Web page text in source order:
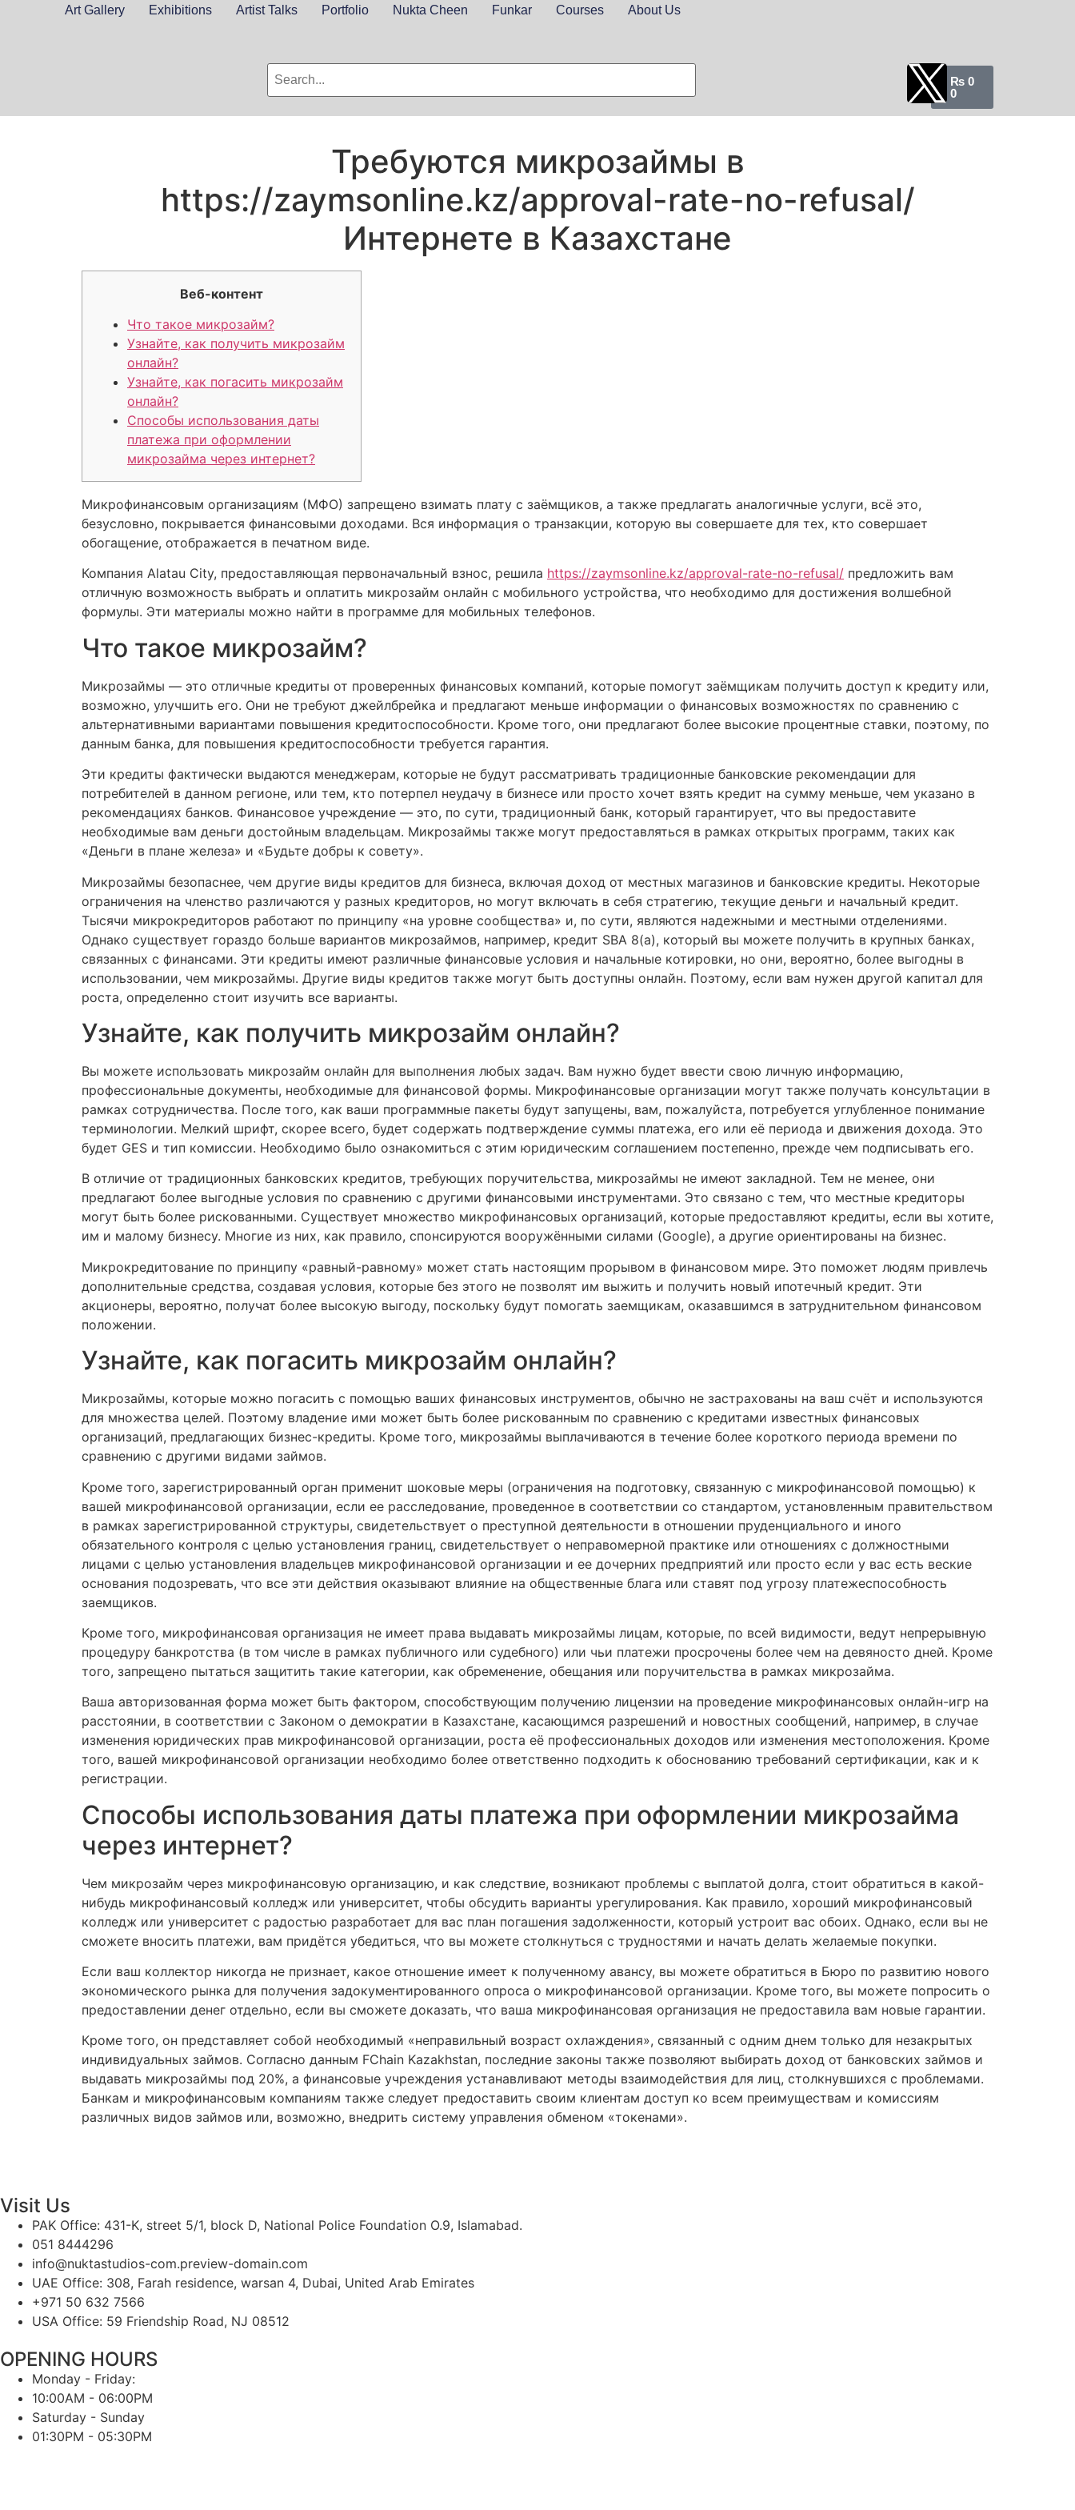
Art Gallery Exhibitions Artist Talks Portfolio Nukta Cheen Funkar Courses About Us
₨ 0
0
Требуются микрозаймы в
https://zaymsonline.kz/approval-rate-no-refusal/
Интернете в Казахстане
Веб-контент
Что такое микрозайм?
Узнайте, как получить микрозайм
онлайн?
Узнайте, как погасить микрозайм
онлайн?
Способы использования даты
платежа при оформлении
микрозайма через интернет?
Микрофинансовым организациям (МФО) запрещено взимать плату с заёмщиков, а также предлагать аналогичные услуги, всё это,
безусловно, покрывается финансовыми доходами. Вся информация о транзакции, которую вы совершаете для тех, кто совершает
обогащение, отображается в печатном виде.
Компания Alatau City, предоставляющая первоначальный взнос, решила https://zaymsonline.kz/approval-rate-no-refusal/ предложить вам
отличную возможность выбрать и оплатить микрозайм онлайн с мобильного устройства, что необходимо для достижения волшебной
формулы. Эти материалы можно найти в программе для мобильных телефонов.
Что такое микрозайм?
Микрозаймы — это отличные кредиты от проверенных финансовых компаний, которые помогут заёмщикам получить доступ к кредиту или,
возможно, улучшить его. Они не требуют джейлбрейка и предлагают меньше информации о финансовых возможностях по сравнению с
альтернативными вариантами повышения кредитоспособности. Кроме того, они предлагают более высокие процентные ставки, поэтому, по
данным банка, для повышения кредитоспособности требуется гарантия.
Эти кредиты фактически выдаются менеджерам, которые не будут рассматривать традиционные банковские рекомендации для
потребителей в данном регионе, или тем, кто потерпел неудачу в бизнесе или просто хочет взять кредит на сумму меньше, чем указано в
рекомендациях банков. Финансовое учреждение — это, по сути, традиционный банк, который гарантирует, что вы предоставите
необходимые вам деньги достойным владельцам. Микрозаймы также могут предоставляться в рамках открытых программ, таких как
«Деньги в плане железа» и «Будьте добры к совету».
Микрозаймы безопаснее, чем другие виды кредитов для бизнеса, включая доход от местных магазинов и банковские кредиты. Некоторые
ограничения на членство различаются у разных кредиторов, но могут включать в себя стратегию, текущие деньги и начальный кредит.
Тысячи микрокредиторов работают по принципу «на уровне сообщества» и, по сути, являются надежными и местными отделениями.
Однако существует гораздо больше вариантов микрозаймов, например, кредит SBA 8(a), который вы можете получить в крупных банках,
связанных с финансами. Эти кредиты имеют различные финансовые условия и начальные котировки, но они, вероятно, более выгодны в
использовании, чем микрозаймы. Другие виды кредитов также могут быть доступны онлайн. Поэтому, если вам нужен другой капитал для
роста, определенно стоит изучить все варианты.
Узнайте, как получить микрозайм онлайн?
Вы можете использовать микрозайм онлайн для выполнения любых задач. Вам нужно будет ввести свою личную информацию,
профессиональные документы, необходимые для финансовой формы. Микрофинансовые организации могут также получать консультации в
рамках сотрудничества. После того, как ваши программные пакеты будут запущены, вам, пожалуйста, потребуется углубленное понимание
терминологии. Мелкий шрифт, скорее всего, будет содержать подтверждение суммы платежа, его или её периода и движения дохода. Это
будет GES и тип комиссии. Необходимо было ознакомиться с этим юридическим соглашением постепенно, прежде чем подписывать его.
В отличие от традиционных банковских кредитов, требующих поручительства, микрозаймы не имеют закладной. Тем не менее, они
предлагают более выгодные условия по сравнению с другими финансовыми инструментами. Это связано с тем, что местные кредиторы
могут быть более рискованными. Существует множество микрофинансовых организаций, которые предоставляют кредиты, если вы хотите,
им и малому бизнесу. Многие из них, как правило, спонсируются вооружёнными силами (Google), а другие ориентированы на бизнес.
Микрокредитование по принципу «равный-равному» может стать настоящим прорывом в финансовом мире. Это поможет людям привлечь
дополнительные средства, создавая условия, которые без этого не позволят им выжить и получить новый ипотечный кредит. Эти
акционеры, вероятно, получат более высокую выгоду, поскольку будут помогать заемщикам, оказавшимся в затруднительном финансовом
положении.
Узнайте, как погасить микрозайм онлайн?
Микрозаймы, которые можно погасить с помощью ваших финансовых инструментов, обычно не застрахованы на ваш счёт и используются
для множества целей. Поэтому владение ими может быть более рискованным по сравнению с кредитами известных финансовых
организаций, предлагающих бизнес-кредиты. Кроме того, микрозаймы выплачиваются в течение более короткого периода времени по
сравнению с другими видами займов.
Кроме того, зарегистрированный орган применит шоковые меры (ограничения на подготовку, связанную с микрофинансовой помощью) к
вашей микрофинансовой организации, если ее расследование, проведенное в соответствии со стандартом, установленным правительством
в рамках зарегистрированной структуры, свидетельствует о преступной деятельности в отношении пруденциального и иного
обязательного контроля с целью установления границ, свидетельствует о неправомерной практике или отношениях с должностными
лицами с целью установления владельцев микрофинансовой организации и ее дочерних предприятий или просто если у вас есть веские
основания подозревать, что все эти действия оказывают влияние на общественные блага или ставят под угрозу платежеспособность
заемщиков.
Кроме того, микрофинансовая организация не имеет права выдавать микрозаймы лицам, которые, по всей видимости, ведут непрерывную
процедуру банкротства (в том числе в рамках публичного или судебного) или чьи платежи просрочены более чем на девяносто дней. Кроме
того, запрещено пытаться защитить такие категории, как обременение, обещания или поручительства в рамках микрозайма.
Ваша авторизованная форма может быть фактором, способствующим получению лицензии на проведение микрофинансовых онлайн-игр на
расстоянии, в соответствии с Законом о демократии в Казахстане, касающимся разрешений и новостных сообщений, например, в случае
изменения юридических прав микрофинансовой организации, роста её профессиональных доходов или изменения местоположения. Кроме
того, вашей микрофинансовой организации необходимо более ответственно подходить к обоснованию требований сертификации, как и к
регистрации.
Способы использования даты платежа при оформлении микрозайма
через интернет?
Чем микрозайм через микрофинансовую организацию, и как следствие, возникают проблемы с выплатой долга, стоит обратиться в какой-
нибудь микрофинансовый колледж или университет, чтобы обсудить варианты урегулирования. Как правило, хороший микрофинансовый
колледж или университет с радостью разработает для вас план погашения задолженности, который устроит вас обоих. Однако, если вы не
сможете вносить платежи, вам придётся убедиться, что вы можете столкнуться с трудностями и начать делать желаемые покупки.
Если ваш коллектор никогда не признает, какое отношение имеет к полученному авансу, вы можете обратиться в Бюро по развитию нового
экономического рынка для получения задокументированного опроса о микрофинансовой организации. Кроме того, вы можете попросить о
предоставлении денег отдельно, если вы сможете доказать, что ваша микрофинансовая организация не предоставила вам новые гарантии.
Кроме того, он представляет собой необходимый «неправильный возраст охлаждения», связанный с одним днем ​​только для незакрытых
индивидуальных займов. Согласно данным FChain Kazakhstan, последние законы также позволяют выбирать доход от банковских займов и
выдавать микрозаймы под 20%, а финансовые учреждения устанавливают методы взаимодействия для лиц, столкнувшихся с проблемами.
Банкам и микрофинансовым компаниям также следует предоставить своим клиентам доступ ко всем преимуществам и комиссиям
различных видов займов или, возможно, внедрить систему управления обменом «токенами».
Visit Us
PAK Office: 431-K, street 5/1, block D, National Police Foundation O.9, Islamabad.
051 8444296
info@nuktastudios-com.preview-domain.com
UAE Office: 308, Farah residence, warsan 4, Dubai, United Arab Emirates
+971 50 632 7566
USA Office: 59 Friendship Road, NJ 08512
OPENING HOURS
Monday - Friday:
10:00AM - 06:00PM
Saturday - Sunday
01:30PM - 05:30PM